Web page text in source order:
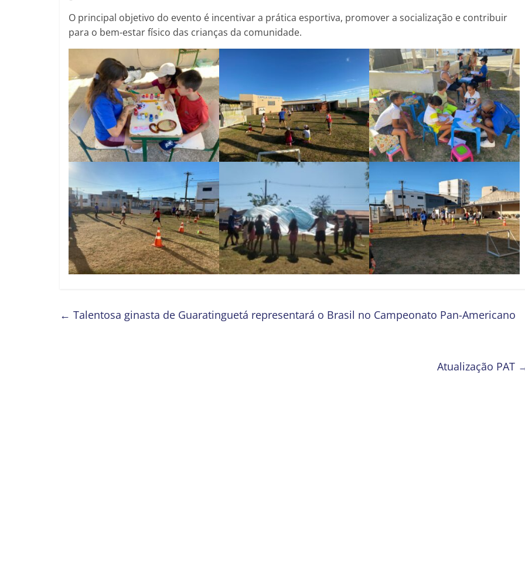
O principal objetivo do evento é incentivar a prática esportiva, promover a socialização e contribuir
para o bem-estar físico das crianças da comunidade.
← Talentosa ginasta de Guaratinguetá representará o Brasil no Campeonato Pan-Americano
Atualização PAT